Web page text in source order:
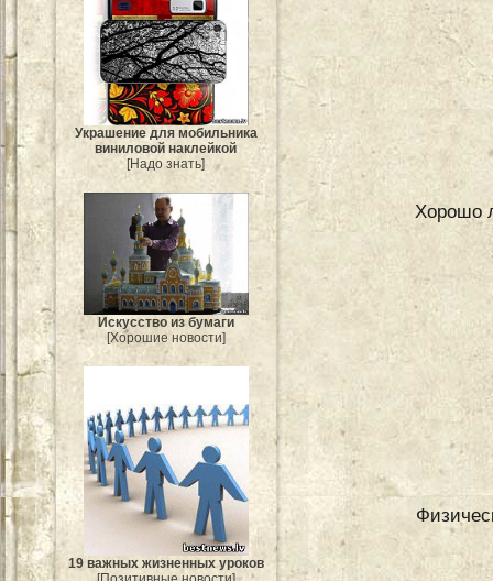
Украшение для мобильника
виниловой наклейкой
[Надо знать]
Искусство из бумаги
[Хорошие новости]
19 важных жизненных уроков
Хорошо